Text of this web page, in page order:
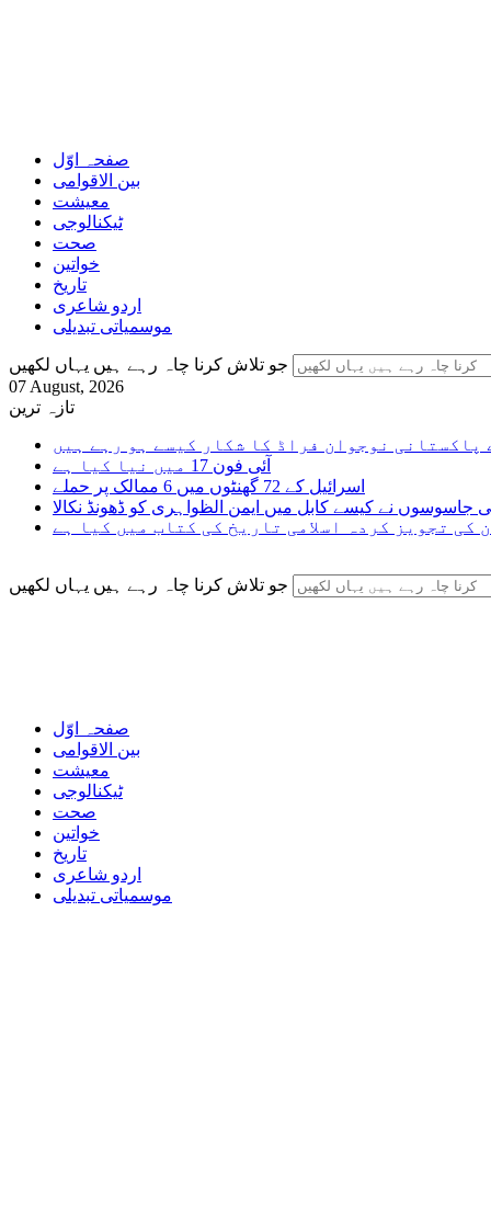
صفحہ اوّل
بین الاقوامی
معیشت
ٹیکنالوجی
صحت
خواتین
تاریخ
اردو شاعری
موسمیاتی تبدیلی
جو تلاش کرنا چاہ رہے ہیں یہاں لکھیں
07 August, 2026
تازہ ترین
پاکستانی نوجوان فراڈ کا شکار کیسے ہو رہے ہیں
آئی فون 17 میں نیا کیا ہے
اسرائیل کے 72 گھنٹوں میں 6 ممالک پر حملے
جاسوسوں نے کیسے کابل میں ایمن الظواہری کو ڈھونڈ نکالا
کی تجویز کردہ اسلامی تاریخ کی کتاب میں کیا ہے
جو تلاش کرنا چاہ رہے ہیں یہاں لکھیں
صفحہ اوّل
بین الاقوامی
معیشت
ٹیکنالوجی
صحت
خواتین
تاریخ
اردو شاعری
موسمیاتی تبدیلی